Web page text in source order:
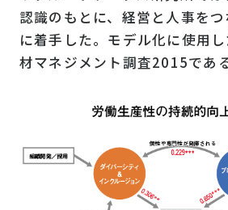
認識のもとに、経営と人事を
に着手した。モデル化に使用
材マネジメント調査2015であ